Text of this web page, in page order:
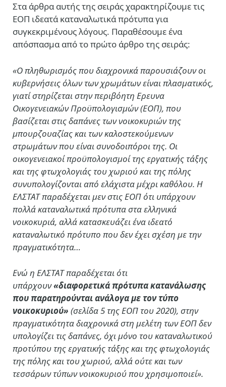
Στα άρθρα αυτής της σειράς χαρακτηρίζουμε τις
ΕΟΠ ιδεατά καταναλωτικά πρότυπα για
συγκεκριμένους λόγους. Παραθέσουμε ένα
απόσπασμα από το πρώτο άρθρο της σειράς:
«Ο πληθωρισμός που διαχρονικά παρουσιάζουν οι
κυβερνήσεις όλων των χρωμάτων είναι πλασματικός,
γιατί στηρίζεται στην περιβόητη Ερευνα
Οικογενειακών Προϋπολογισμών (ΕΟΠ), που
βασίζεται στις δαπάνες των νοικοκυριών της
μπουρζουαζίας και των καλοστεκούμενων
στρωμάτων που είναι συνοδοιπόροι της. Οι
οικογενειακοί προϋπολογισμοί της εργατικής τάξης
και της φτωχολογιάς του χωριού και της πόλης
συνυπολογίζονται από ελάχιστα μέχρι καθόλου. Η
ΕΛΣΤΑΤ παραδέχεται μεν στις ΕΟΠ ότι υπάρχουν
πολλά καταναλωτικά πρότυπα στα ελληνικά
νοικοκυριά, αλλά κατασκευάζει ένα ιδεατό
καταναλωτικό πρότυπο που δεν έχει σχέση με την
πραγματικότητα…
Ενώ η ΕΛΣΤΑΤ παραδέχεται ότι
υπάρχουν«διαφορετικά πρότυπα κατανάλωσης
που παρατηρούνται ανάλογα με τον τύπο
νοικοκυριού» (σελίδα 5 της ΕΟΠ του 2020), στην
πραγματικότητα διαχρονικά στη μελέτη των ΕΟΠ δεν
υπολογίζει τις δαπάνες, όχι μόνο του καταναλωτικού
προτύπου της εργατικής τάξης και της φτωχολογιάς
της πόλης και του χωριού, αλλά ούτε και των
τεσσάρων τύπων νοικοκυριού που χρησιμοποιεί».